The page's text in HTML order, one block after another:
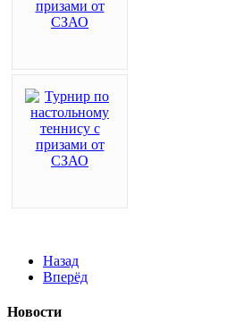
Назад
Вперёд
Новости